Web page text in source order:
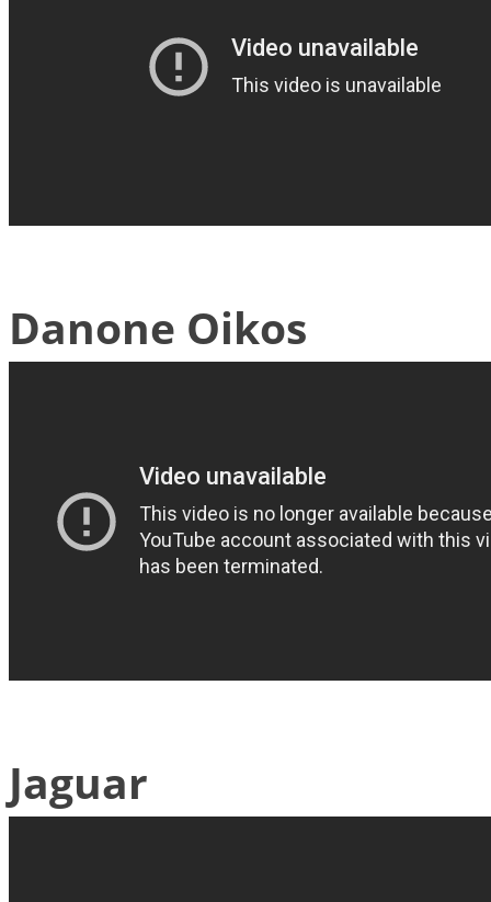
Danone Oikos
Jaguar